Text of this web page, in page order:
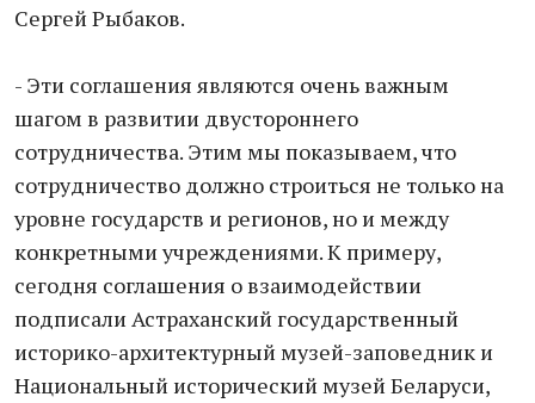
Сергей Рыбаков.
- Эти соглашения являются очень важным
шагом в развитии двустороннего
сотрудничества. Этим мы показываем, что
сотрудничество должно строиться не только на
уровне государств и регионов, но и между
конкретными учреждениями. К примеру,
сегодня соглашения о взаимодействии
подписали Астраханский государственный
историко-архитектурный музей-заповедник и
Национальный исторический музей Беларуси,